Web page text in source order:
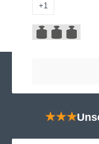
+1
★★★